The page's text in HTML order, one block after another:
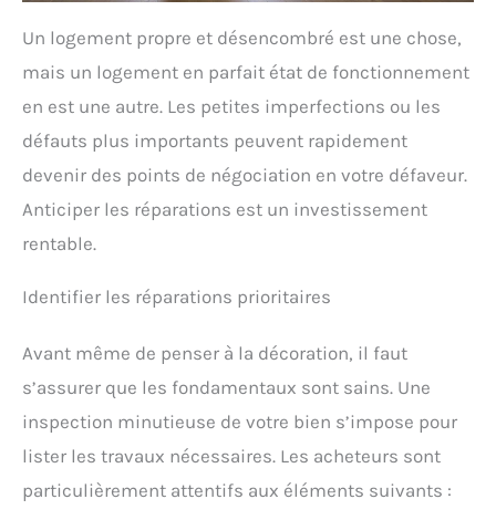
Un logement propre et désencombré est une chose,
mais un logement en parfait état de fonctionnement
en est une autre. Les petites imperfections ou les
défauts plus importants peuvent rapidement
devenir des points de négociation en votre défaveur.
Anticiper les réparations est un investissement
rentable.
Identifier les réparations prioritaires
Avant même de penser à la décoration, il faut
s’assurer que les fondamentaux sont sains. Une
inspection minutieuse de votre bien s’impose pour
lister les travaux nécessaires. Les acheteurs sont
particulièrement attentifs aux éléments suivants :